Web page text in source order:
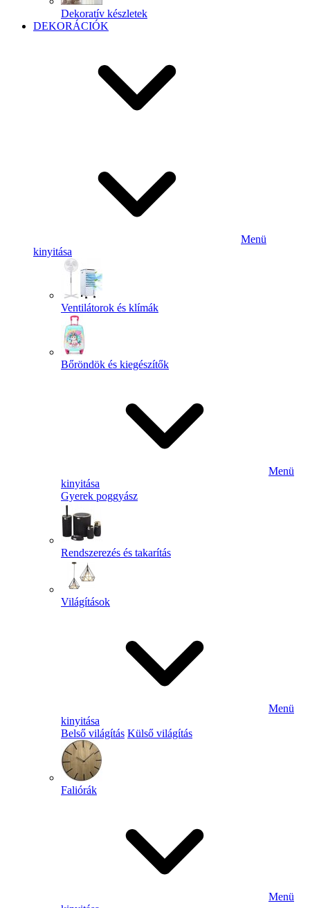
Dekoratív készletek
DEKORÁCIÓK
Menü
kinyitása
Ventilátorok és klímák
Bőröndök és kiegészítők
Menü
kinyitása
Gyerek poggyász
Rendszerezés és takarítás
Világítások
Menü
kinyitása
Belső világítás Külső világítás
Faliórák
Menü